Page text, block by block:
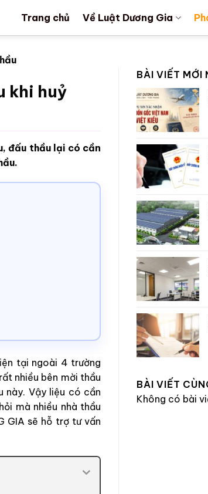
Trang chủ Về Luật Dương Gia
khi huỷ
đấu thầu lại có cần
tại ngoài 4 trường
nhiều bên mời thầu
này. Vậy liệu có cần
mà nhiều nhà thầu
GIA sẽ hỗ trợ tư vấn
BÀI VIẾT MỚI
BÀI VIẾT
Không có bài